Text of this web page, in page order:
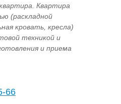
Квартира
(раскладной
кровать, кресла)
техникой и
и приема
66